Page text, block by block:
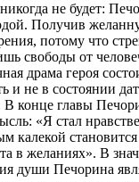
не будет:
Получив
потому что
свободы от
драма героя
и не в состоянии
конце главы
«Я стал
калекой
в желаниях». В
души Печорина